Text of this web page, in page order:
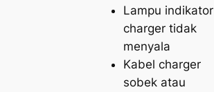
Lampu indikator
charger tidak
menyala
Kabel charger
sobek atau